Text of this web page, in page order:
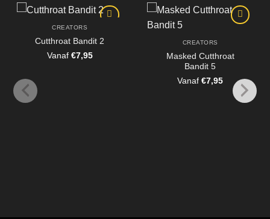
CREATORS
Cutthroat Bandit 2
Vanaf €7,95
CREATORS
Masked Cutthroat
Bandit 5
Vanaf€7,95